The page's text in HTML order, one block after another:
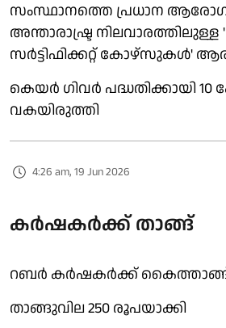
സംസ്ഥാനത്തെ പ്രധാന
അന്താരാഷ്ട്ര
സർട്ടിഫിക്കറ്റ് കോഴ്സുകൾ'
കെയർ ഗിവർ പദ്ധതിക്കായി 10
വകയിരുത്തി
4:26 am, 19 Jun 2026
കർഷകർക്ക് താങ്ങ്
റബർ കർഷകർക്ക്
താങ്ങുവില 250 രൂപയാക്കി